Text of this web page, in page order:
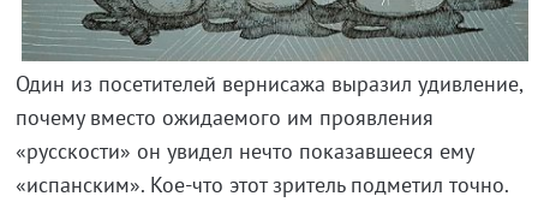
Один из посетителей вернисажа выразил удивление,
почему вместо ожидаемого им проявления
«русскости» он увидел нечто показавшееся ему
«испанским». Кое-что этот зритель подметил точно.